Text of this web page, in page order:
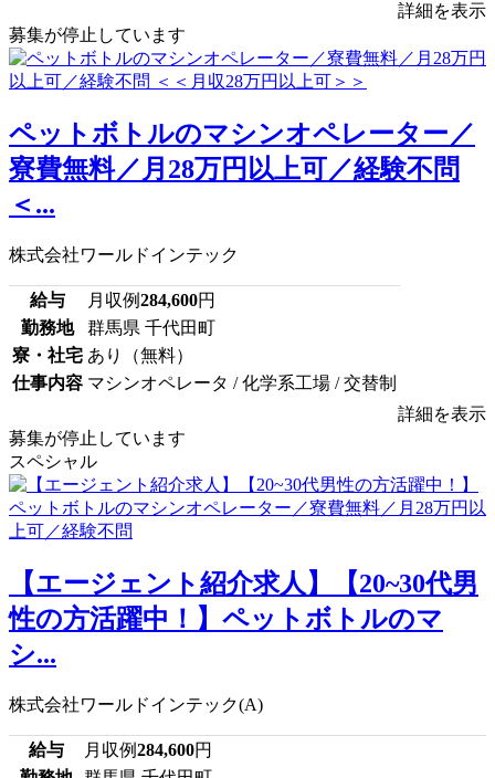
詳細を表示
募集が停止しています
ペットボトルのマシンオペレーター／
寮費無料／月28万円以上可／経験不問
＜...
株式会社ワールドインテック
給与 月収例284,600円
勤務地
群馬県 千代田町
寮・社宅 あり（無料）
仕事内容 マシンオペレータ / 化学系工場 / 交替制
詳細を表示
募集が停止しています
スペシャル
【エージェント紹介求人】【20~30代男
性の方活躍中！】ペットボトルのマ
シ...
株式会社ワールドインテック(A)
給与 月収例284,600円